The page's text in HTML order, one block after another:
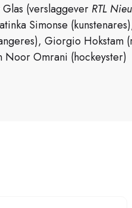
(verslaggever RTL
Simonse
Giorgio Hokstam
Noor Omrani (hockeyster)